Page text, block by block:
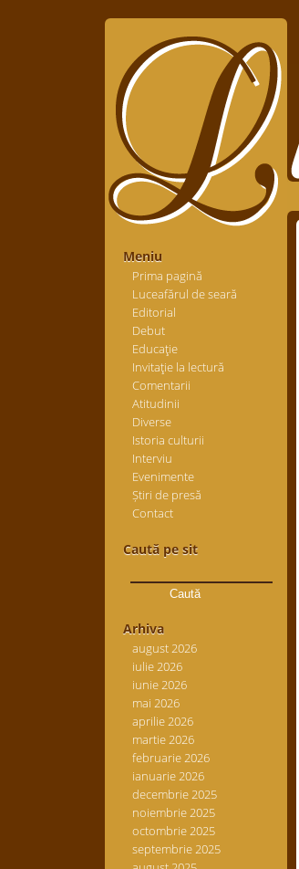
Meniu
Prima pagină
Luceafărul de seară
Editorial
Debut
Educaţie
Invitaţie la lectură
Comentarii
Atitudinii
Diverse
Istoria culturii
Interviu
Evenimente
Știri de presă
Contact
Caută pe sit
după:
Arhiva
august 2026
iulie 2026
iunie 2026
mai 2026
aprilie 2026
martie 2026
februarie 2026
ianuarie 2026
decembrie 2025
noiembrie 2025
octombrie 2025
septembrie 2025